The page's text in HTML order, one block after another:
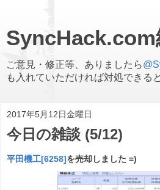
SyncHack.com
ご意見・修正等、ありましたら
も入れていただければ対処できる
2017年5月12日金曜日
今日の雑談 (5/12)
平田機工[6258]を売却しました =)